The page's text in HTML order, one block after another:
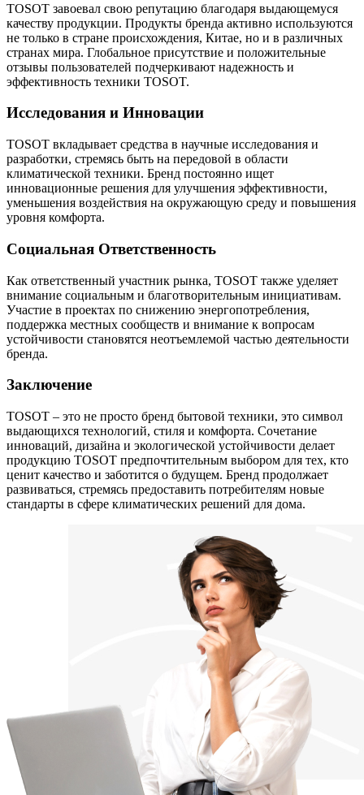
TOSOT завоевал свою репутацию благодаря выдающемуся
качеству продукции. Продукты бренда активно используются
не только в стране происхождения, Китае, но и в различных
странах мира. Глобальное присутствие и положительные
отзывы пользователей подчеркивают надежность и
эффективность техники TOSOT.
Исследования и Инновации
TOSOT вкладывает средства в научные исследования и
разработки, стремясь быть на передовой в области
климатической техники. Бренд постоянно ищет
инновационные решения для улучшения эффективности,
уменьшения воздействия на окружающую среду и повышения
уровня комфорта.
Социальная Ответственность
Как ответственный участник рынка, TOSOT также уделяет
внимание социальным и благотворительным инициативам.
Участие в проектах по снижению энергопотребления,
поддержка местных сообществ и внимание к вопросам
устойчивости становятся неотъемлемой частью деятельности
бренда.
Заключение
TOSOT – это не просто бренд бытовой техники, это символ
выдающихся технологий, стиля и комфорта. Сочетание
инноваций, дизайна и экологической устойчивости делает
продукцию TOSOT предпочтительным выбором для тех, кто
ценит качество и заботится о будущем. Бренд продолжает
развиваться, стремясь предоставить потребителям новые
стандарты в сфере климатических решений для дома.